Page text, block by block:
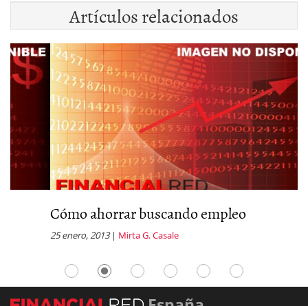
Artículos relacionados
Cómo ahorrar buscando empleo
25 enero, 2013|Mirta G. Casale